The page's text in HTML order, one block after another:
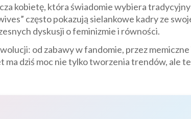
kobietę, która świadomie wybiera tradycyjny
często pokazują sielankowe kadry ze
dyskusji o feminizmie i równości.
od zabawy w fandomie, przez memiczne
ma dziś moc nie tylko tworzenia trendów, ale